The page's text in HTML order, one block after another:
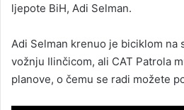
ljepote BiH, Adi Selman.
Adi Selman krenuo je biciklom na
vožnju Ilinčicom, ali CAT Patrola
planove, o čemu se radi možete